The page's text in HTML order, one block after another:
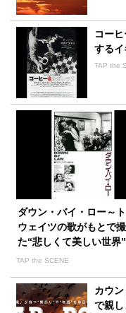
コー
する
TAP the
ダウン・バイ・ロー～ト
ウェイツの歌がもとで
た“悲しくて美しい世界”
TAP the SCENE
カウ
で親